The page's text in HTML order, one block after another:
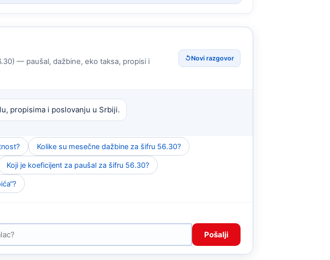
— paušal, dažbine, eko taksa, propisi i
↺Novi razgovor
propisima i poslovanju u Srbiji.
Kolike su mesečne dažbine za šifru 56.30?
Koji je koeficijent za paušal za šifru 56.30?
Pošalji